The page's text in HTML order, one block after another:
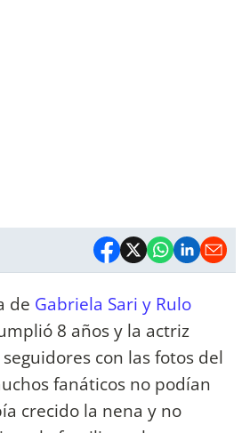
de Gabriela Sari y Rulo
8 años y la actriz
con las fotos del
fanáticos no podían
crecido la nena y no